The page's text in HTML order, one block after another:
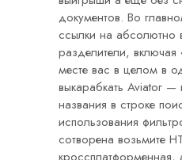
документов. Во
ссылки на абсолютно
разделители,
месте вас в целом в
выкарабкать Aviator —
названия в строке
использования
сотворена возьмите